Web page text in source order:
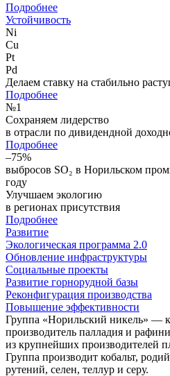
Подробнее
Устойчивость
Ni
Cu
Pt
Pd
Делаем ставку на стабильно
Подробнее
№1
Сохраняем лидерство
в отрасли по дивидендной
Подробнее
–75%
выбросов SO₂ в Норильском
году
Улучшаем экологию
в регионах присутствия
Подробнее
Развитие
Экологическая программа 2.0
Обновление инфраструктуры
Социальные проекты
Развитие горнорудной базы
Реконфигурация производства
Повышение эффективности
Группа «Норильский никель» —
производитель палладия и
из крупнейших производителей
Группа производит кобальт,
рутений, селен, теллур и серу.